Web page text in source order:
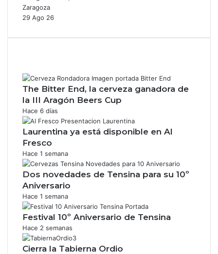
Zaragoza
29 Ago 26
The Bitter End, la cerveza ganadora de
la III Aragón Beers Cup
Hace 6 días
Laurentina ya está disponible en Al
Fresco
Hace 1 semana
Dos novedades de Tensina para su 10º
Aniversario
Hace 1 semana
Festival 10º Aniversario de Tensina
Hace 2 semanas
Cierra la Tabierna Ordio